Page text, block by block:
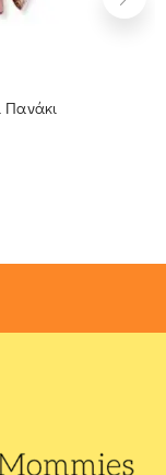
Πανάκι